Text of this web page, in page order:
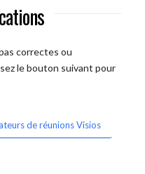
correctes ou
le bouton suivant pour
de réunions Visios